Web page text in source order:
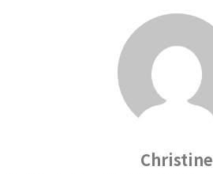
Christine